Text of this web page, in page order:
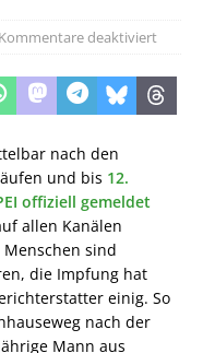
Kommentare deaktiviert
nach den
und bis 12.
offiziell gemeldet
allen Kanälen
sind
die Impfung hat
einig. So
nach der
Mann aus